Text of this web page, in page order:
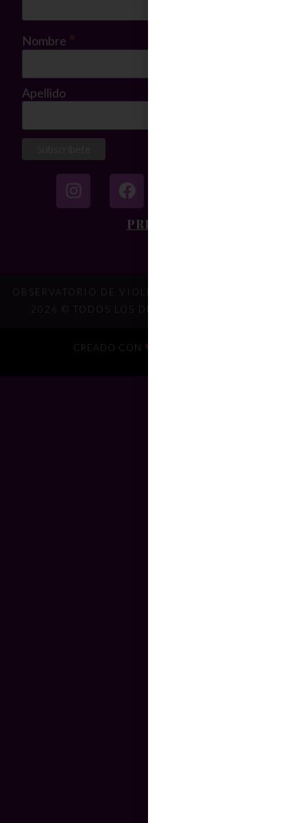
Nombre *
Apellido
PRENSA
OBSERVATORIO DE VIOLENCIA OBSTÉTRICA 2014 –
2026 © TODOS LOS DERECHOS RESERVADOS.
CREADO CON